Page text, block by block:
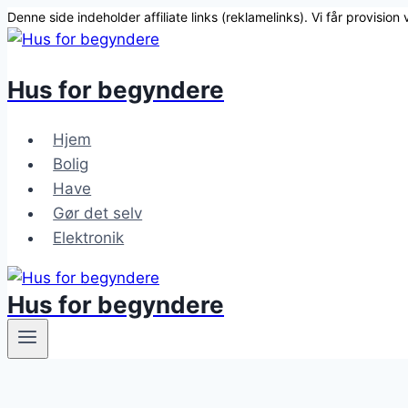
Denne side indeholder affiliate links (reklamelinks). Vi får provision
Fortsæt
indhold
Hus for begyndere
Hjem
Bolig
Have
Gør det selv
Elektronik
Hus for begyndere